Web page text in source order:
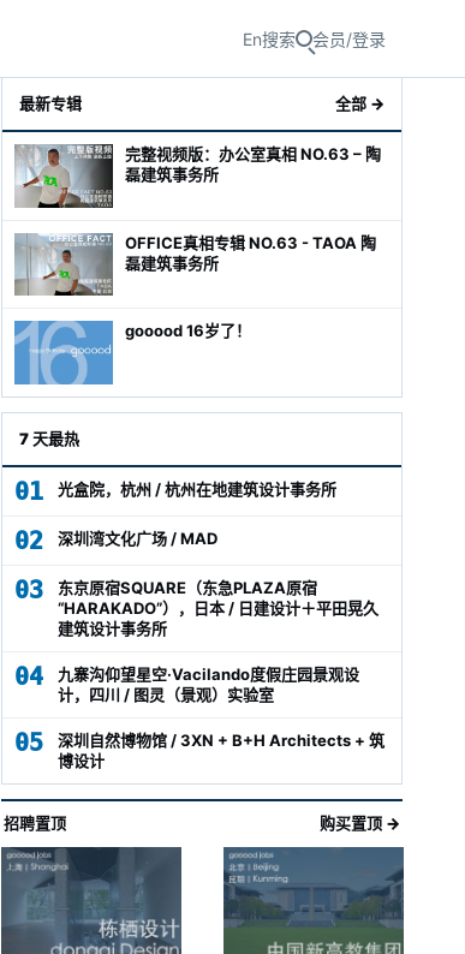
En搜索 会员/登录
最新专辑 全部 →
完整视频版：办公室真相 NO.63 – 陶
磊建筑事务所
OFFICE真相专辑 NO.63 - TAOA 陶
磊建筑事务所
gooood 16岁了！
7 天最热
01 光盒院，杭州 / 杭州在地建筑设计事务所
02 深圳湾文化广场 / MAD
03
东京原宿SQUARE（东急PLAZA原宿
“HARAKADO”），日本 / 日建设计＋平田晃久
建筑设计事务所
04
九寨沟仰望星空·Vacilando度假庄园景观设
计，四川 / 图灵（景观）实验室
05
深圳自然博物馆 / 3XN + B+H Architects + 筑
博设计
招聘置顶 购买置顶 →